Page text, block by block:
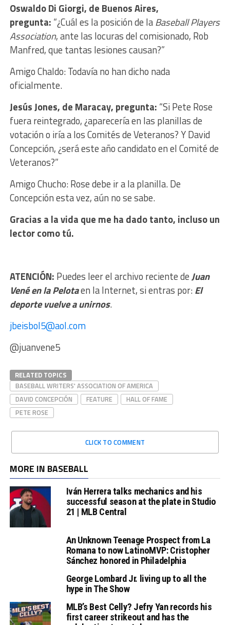
Oswaldo Di Giorgi, de Buenos Aires,
pregunta: “¿Cuál es la posición de laBaseball Players
Association, ante las locuras del comisionado, Rob
Manfred, que tantas lesiones causan?”
Amigo Chaldo: Todavía no han dicho nada
oficialmente.
Jesús Jones, de Maracay, pregunta: “Si Pete Rose
fuera reintegrado, ¿aparecería en las planillas de
votación o iría a los Comités de Veteranos? Y David
Concepción, ¿será este año candidato en el Comité de
Veteranos?”
Amigo Chucho: Rose debe ir a la planilla. De
Concepción esta vez, aún no se sabe.
Gracias a la vida que me ha dado tanto, incluso un
lector como tú.
ATENCIÓN: Puedes leer el archivo reciente deJuan
Vené en la Pelotaen la Internet, si entras por:El
deporte vuelve a unirnos.
jbeisbol5@aol.com
@juanvene5
RELATED TOPICS
BASEBALL WRITERS' ASSOCIATION OF AMERICA
DAVID CONCEPCIÓN
FEATURE
HALL OF FAME
PETE ROSE
CLICK TO COMMENT
MORE IN BASEBALL
Iván Herrera talks mechanics and his
successful season at the plate in Studio
21 | MLB Central
An Unknown Teenage Prospect from La
Romana to now LatinoMVP: Cristopher
Sánchez honored in Philadelphia
George Lombard Jr. living up to all the
hype in The Show
MLB’s Best Celly? Jefry Yan records his
first career strikeout and has the